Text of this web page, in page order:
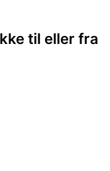
til eller fra